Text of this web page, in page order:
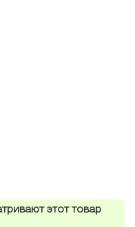
этот товар